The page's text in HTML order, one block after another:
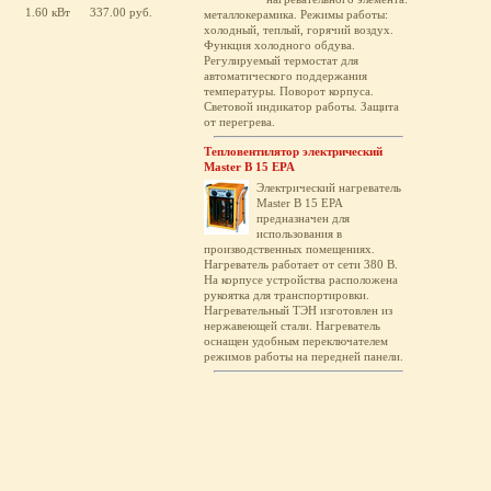
1.60 кВт 337.00 руб.
металлокерамика. Режимы работы:
холодный, теплый, горячий воздух.
Функция холодного обдува.
Регулируемый термостат для
автоматического поддержания
температуры. Поворот корпуса.
Световой индикатор работы. Защита
от перегрева.
Тепловентилятор электрический
Master B 15 EPA
Электрический нагреватель
Master B 15 EPA
предназначен для
использования в
производственных помещениях.
Нагреватель работает от сети 380 В.
На корпусе устройства расположена
рукоятка для транспортировки.
Нагревательный ТЭН изготовлен из
нержавеющей стали. Нагреватель
оснащен удобным переключателем
режимов работы на передней панели.